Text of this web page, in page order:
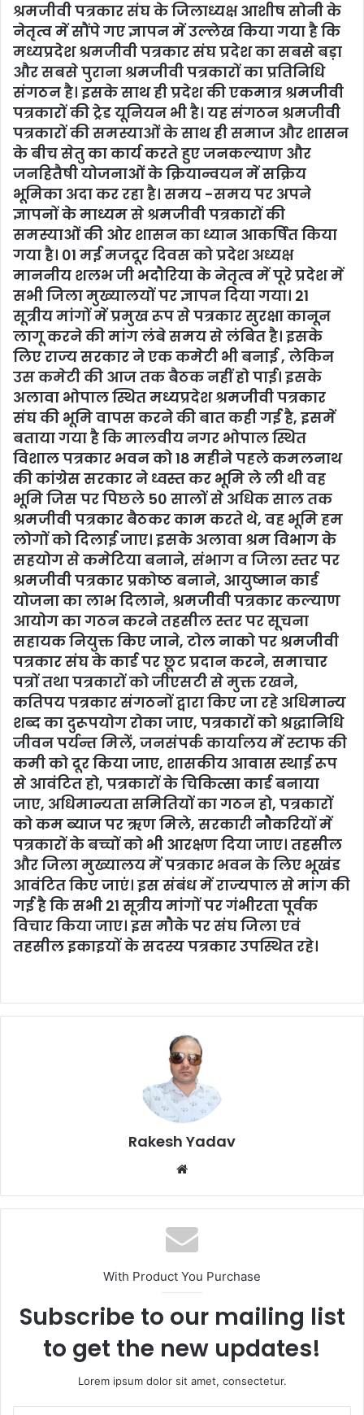
श्रमजीवी पत्रकार संघ के जिलाध्यक्ष आशीष सोनी के
नेतृत्व में सौंपे गए ज्ञापन में उल्लेख किया गया है कि
मध्यप्रदेश श्रमजीवी पत्रकार संघ प्रदेश का सबसे बड़ा
और सबसे पुराना श्रमजीवी पत्रकारों का प्रतिनिधि
संगठन है। इसके साथ ही प्रदेश की एकमात्र श्रमजीवी
पत्रकारों की ट्रेड यूनियन भी है। यह संगठन श्रमजीवी
पत्रकारों की समस्याओं के साथ ही समाज और शासन
के बीच सेतु का कार्य करते हुए जनकल्याण और
जनहितैषी योजनाओं के क्रियान्वयन में सक्रिय
भूमिका अदा कर रहा है। समय -समय पर अपने
ज्ञापनों के माध्यम से श्रमजीवी पत्रकारों की
समस्याओं की ओर शासन का ध्यान आकर्षित किया
गया है। 01 मई मजदूर दिवस को प्रदेश अध्यक्ष
माननीय शलभ जी भदौरिया के नेतृत्व में पूरे प्रदेश में
सभी जिला मुख्यालयों पर ज्ञापन दिया गया। 21
सूत्रीय मांगों में प्रमुख रूप से पत्रकार सुरक्षा कानून
लागू करने की मांग लंबे समय से लंबित है। इसके
लिए राज्य सरकार ने एक कमेटी भी बनाई , लेकिन
उस कमेटी की आज तक बैठक नहीं हो पाई। इसके
अलावा भोपाल स्थित मध्यप्रदेश श्रमजीवी पत्रकार
संघ की भूमि वापस करने की बात कही गई है, इसमें
बताया गया है कि मालवीय नगर भोपाल स्थित
विशाल पत्रकार भवन को 18 महीने पहले कमलनाथ
की कांग्रेस सरकार ने ध्वस्त कर भूमि ले ली थी वह
भूमि जिस पर पिछले 50 सालों से अधिक साल तक
श्रमजीवी पत्रकार बैठकर काम करते थे, वह भूमि हम
लोगों को दिलाई जाए। इसके अलावा श्रम विभाग के
सहयोग से कमेटिया बनाने, संभाग व जिला स्तर पर
श्रमजीवी पत्रकार प्रकोष्ठ बनाने, आयुष्मान कार्ड
योजना का लाभ दिलाने, श्रमजीवी पत्रकार कल्याण
आयोग का गठन करने तहसील स्तर पर सूचना
सहायक नियुक्त किए जाने, टोल नाको पर श्रमजीवी
पत्रकार संघ के कार्ड पर छूट प्रदान करने, समाचार
पत्रों तथा पत्रकारों को जीएसटी से मुक्त रखने,
कतिपय पत्रकार संगठनों द्वारा किए जा रहे अधिमान्य
शब्द का दुरूपयोग रोका जाए, पत्रकारों को श्रद्धानिधि
जीवन पर्यन्त मिलें, जनसंपर्क कार्यालय में स्टाफ की
कमी को दूर किया जाए, शासकीय आवास स्थाई रूप
से आवंटित हो, पत्रकारों के चिकित्सा कार्ड बनाया
जाए, अधिमान्यता समितियों का गठन हो, पत्रकारों
को कम ब्याज पर ऋण मिले, सरकारी नौकरियों में
पत्रकारों के बच्चों को भी आरक्षण दिया जाए। तहसील
और जिला मुख्यालय में पत्रकार भवन के लिए भूखंड
आवंटित किए जाएं। इस संबंध में राज्यपाल से मांग की
गई है कि सभी 21 सूत्रीय मांगों पर गंभीरता पूर्वक
विचार किया जाए। इस मौके पर संघ जिला एवं
तहसील इकाइयों के सदस्य पत्रकार उपस्थित रहे।
Rakesh Yadav
b
s
i
e
With Product You Purchase
Subscribe to our mailing list
to get the new updates!
Lorem ipsum dolor sit amet, consectetur.